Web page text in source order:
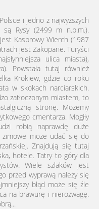
i jedno z najwyższych
są Rysy (2499 m n.p.m.).
Kasprowy Wierch (1987
jest Zakopane. Turyści
ulica miasta),
Powstała tutaj również
Krokiew, gdzie co roku
w skokach narciarskich.
zatłoczonym miastem, to
stronę. Możemy
cmentarza. Mogiły
robią naprawdę duże
może udać się do
Znajdują się tutaj
hotele. Tatry to góry dla
Wiele szlaków jest
przed wyprawą należy się
błąd może się źle
na brawurę i nierozwagę.